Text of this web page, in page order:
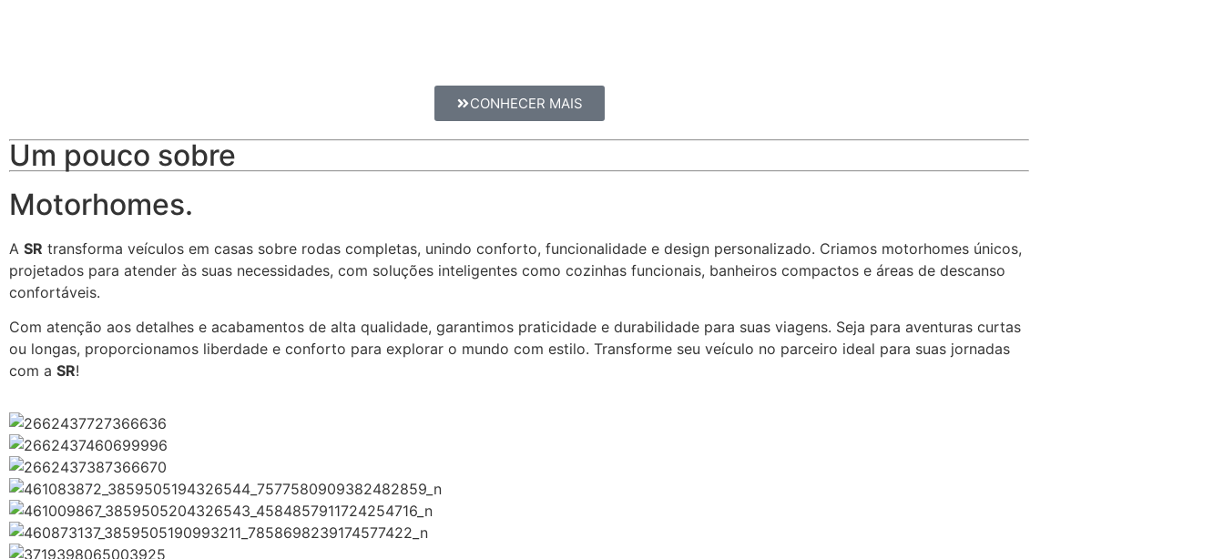
CONHECER MAIS
Um pouco sobre
Motorhomes.
A SR transforma veículos em casas sobre rodas completas, unindo conforto, funcionalidade e design personalizado. Criamos motorhomes únicos,
projetados para atender às suas necessidades, com soluções inteligentes como cozinhas funcionais, banheiros compactos e áreas de descanso
confortáveis.
Com atenção aos detalhes e acabamentos de alta qualidade, garantimos praticidade e durabilidade para suas viagens. Seja para aventuras curtas
ou longas, proporcionamos liberdade e conforto para explorar o mundo com estilo. Transforme seu veículo no parceiro ideal para suas jornadas
com a SR!